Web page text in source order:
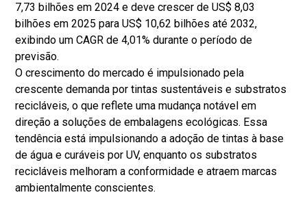
7,73 bilhões em 2024 e deve crescer de US$ 8,03
bilhões em 2025 para US$ 10,62 bilhões até 2032,
exibindo um CAGR de 4,01% durante o período de
previsão.
O crescimento do mercado é impulsionado pela
crescente demanda por tintas sustentáveis ​​e substratos
recicláveis, o que reflete uma mudança notável em
direção a soluções de embalagens ecológicas. Essa
tendência está impulsionando a adoção de tintas à base
de água e curáveis ​​por UV, enquanto os substratos
recicláveis ​​melhoram a conformidade e atraem marcas
ambientalmente conscientes.